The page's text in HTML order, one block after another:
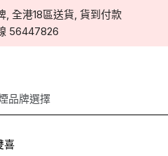
, 全港18區送貨, 貨到付款
56447826
品牌選擇
喜